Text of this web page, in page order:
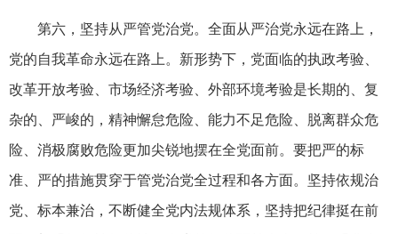
第六，坚持从严管党治党。全面从严治党永远在路上，
党的自我革命永远在路上。新形势下，党面临的执政考验、
改革开放考验、市场经济考验、外部环境考验是长期的、复
杂的、严峻的，精神懈怠危险、能力不足危险、脱离群众危
险、消极腐败危险更加尖锐地摆在全党面前。要把严的标
准、严的措施贯穿于管党治党全过程和各方面。坚持依规治
党、标本兼治，不断健全党内法规体系，坚持把纪律挺在前